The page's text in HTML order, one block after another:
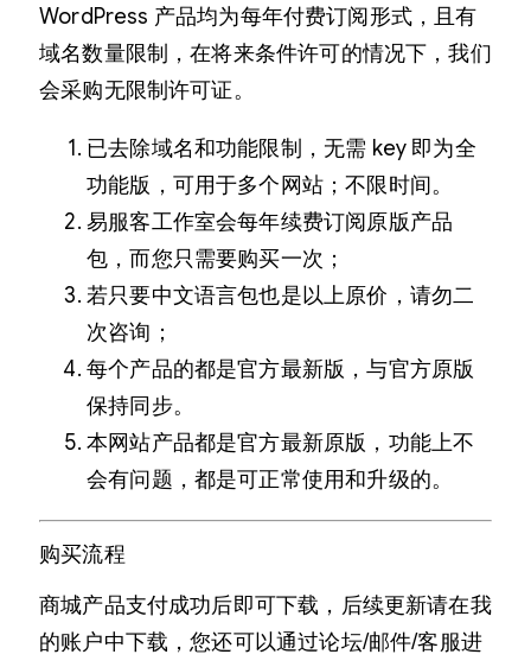
WordPress 产品均为每年付费订阅形式，且有
域名数量限制，在将来条件许可的情况下，我们
会采购无限制许可证。
已去除域名和功能限制，无需 key 即为全
功能版，可用于多个网站；不限时间。
易服客工作室会每年续费订阅原版产品
包，而您只需要购买一次；
若只要中文语言包也是以上原价，请勿二
次咨询；
每个产品的都是官方最新版，与官方原版
保持同步。
本网站产品都是官方最新原版，功能上不
会有问题，都是可正常使用和升级的。
购买流程
商城产品支付成功后即可下载，后续更新请在我
的账户中下载，您还可以通过论坛/邮件/客服进